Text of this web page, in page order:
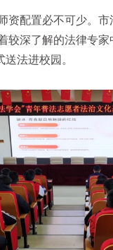
配置必不可少。市
较深了解的法律专
法进校园。